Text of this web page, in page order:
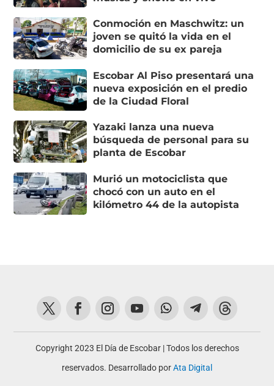
Conmoción en Maschwitz: un
joven se quitó la vida en el
domicilio de su ex pareja
Escobar Al Piso presentará una
nueva exposición en el predio
de la Ciudad Floral
Yazaki lanza una nueva
búsqueda de personal para su
planta de Escobar
Murió un motociclista que
chocó con un auto en el
kilómetro 44 de la autopista
Copyright 2023 El Día de Escobar | Todos los derechos
reservados. Desarrollado porAta Digital